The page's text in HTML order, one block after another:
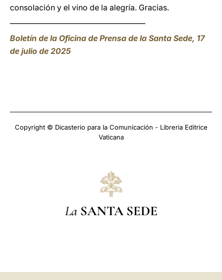
consolación y el vino de la alegría. Gracias.
Boletín de la Oficina de Prensa de la Santa Sede, 17
de julio de 2025
Copyright © Dicasterio para la Comunicación - Libreria Editrice
Vaticana
La SANTA SEDE